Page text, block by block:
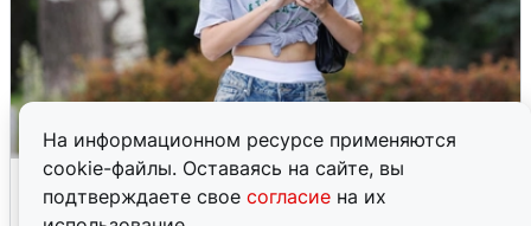
На информационном ресурсе применяются
cookie-файлы. Оставаясь на сайте, вы
подтверждаете свое согласие на их
Волгоградцы остались без
мобильного интернета